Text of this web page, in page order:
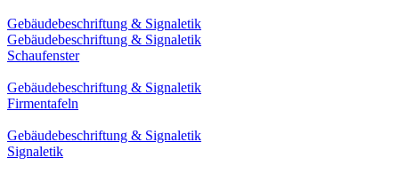
Gebäudebeschriftung & Signaletik
Gebäudebeschriftung & Signaletik
Schaufenster
Gebäudebeschriftung & Signaletik
Firmentafeln
Gebäudebeschriftung & Signaletik
Signaletik